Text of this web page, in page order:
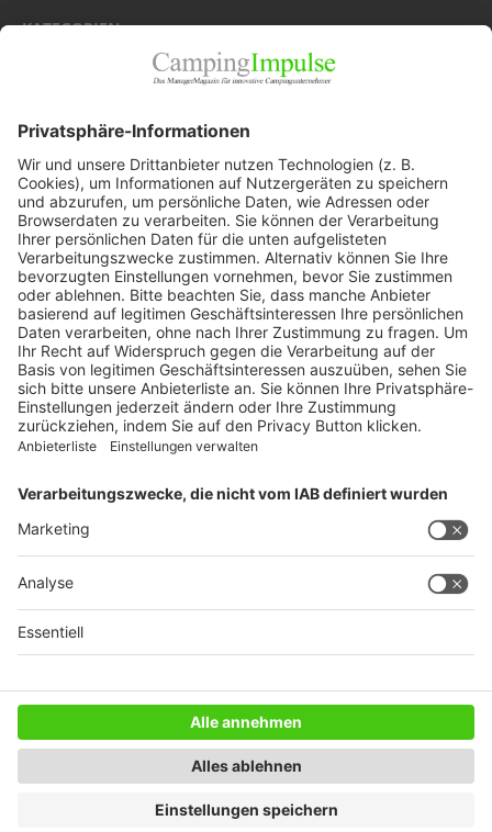
KATEGORIEN
Firmenporträts
Panorama
Produkte
Ratgeber
Weitblick
WEITERES AUS DEM VERLAG
Reisemobil International
SERVICE
Datenschutz
Newsletter